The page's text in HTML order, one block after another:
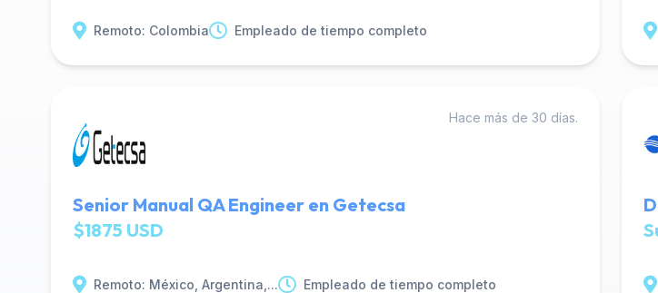
Remoto: Colombia Empleado de tiempo completo
Hace más de 30 días.
Senior Manual QA Engineer en Getecsa
$1875 USD
Remoto: México, Argentina,... Empleado de tiempo completo